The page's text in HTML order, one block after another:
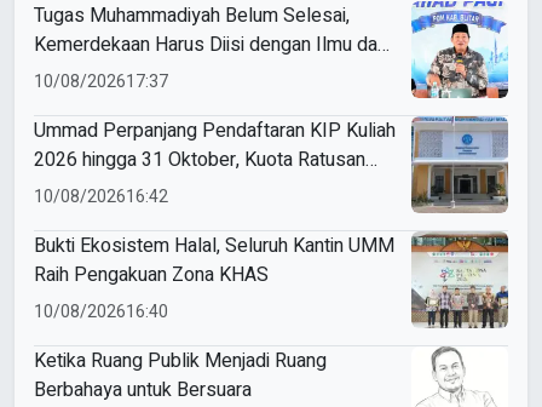
Tugas Muhammadiyah Belum Selesai,
Kemerdekaan Harus Diisi dengan Ilmu dan
Amal
10/08/202617:37
Ummad Perpanjang Pendaftaran KIP Kuliah
2026 hingga 31 Oktober, Kuota Ratusan
Menanti
10/08/202616:42
Bukti Ekosistem Halal, Seluruh Kantin UMM
Raih Pengakuan Zona KHAS
10/08/202616:40
Ketika Ruang Publik Menjadi Ruang
Berbahaya untuk Bersuara